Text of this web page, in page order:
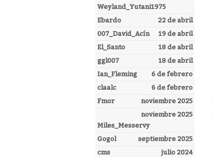
Weyland_Yutani1975
22 de abril
Ebardo
19 de abril
007_David_Acín
18 de abril
El_Santo
18 de abril
ggl007
6 de febrero
Ian_Fleming
6 de febrero
claalc
noviembre 2025
Fmor
noviembre 2025
Miles_Messervy
septiembre 2025
Gogol
julio 2024
cms